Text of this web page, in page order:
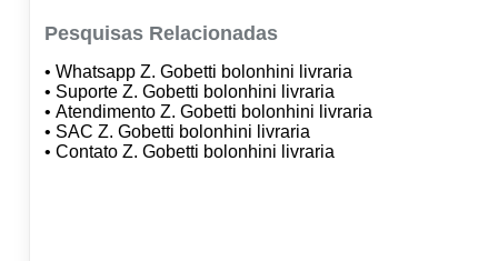
Pesquisas Relacionadas
• Whatsapp Z. Gobetti bolonhini livraria
• Suporte Z. Gobetti bolonhini livraria
• Atendimento Z. Gobetti bolonhini livraria
• SAC Z. Gobetti bolonhini livraria
• Contato Z. Gobetti bolonhini livraria